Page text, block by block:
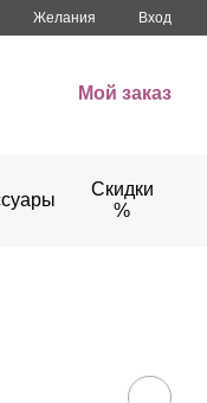
Желания Вход
Мой заказ
Скидки
%